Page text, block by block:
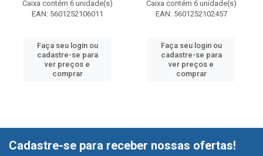
Caixa contém 6 unidade(s)
EAN: 5601252106011
Faça seu login ou
cadastre-se para
ver preços e
comprar
Caixa contém 6 unidade(s)
EAN: 5601252102457
Faça seu login ou
cadastre-se para
ver preços e
comprar
Cadastre-se para receber nossas ofertas!